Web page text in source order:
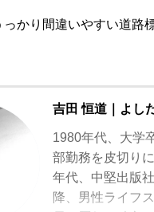
かり間違いやすい道路
吉田 恒道｜よし
1980年代、大学
部勤務を皮切り
年代、中堅出版
降、男性ライフ